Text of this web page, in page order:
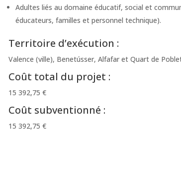
Adultes liés au domaine éducatif, social et
éducateurs, familles et personnel technique).
Territoire d’exécution :
Valence (ville), Benetússer, Alfafar et Quart de
Coût total du projet :
15 392,75 €
Coût subventionné :
15 392,75 €